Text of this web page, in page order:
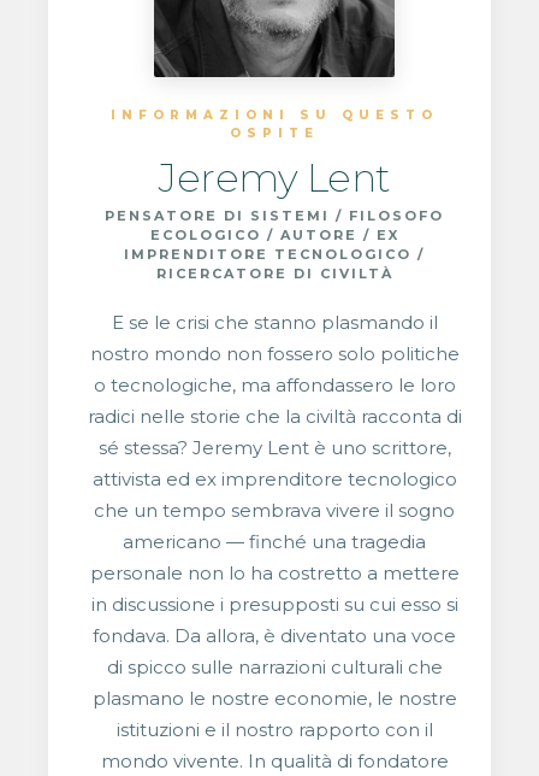
INFORMAZIONI SU QUESTO
OSPITE
Jeremy Lent
PENSATORE DI SISTEMI / FILOSOFO
ECOLOGICO / AUTORE / EX
IMPRENDITORE TECNOLOGICO /
RICERCATORE DI CIVILTÀ
E se le crisi che stanno plasmando il
nostro mondo non fossero solo politiche
o tecnologiche, ma affondassero le loro
radici nelle storie che la civiltà racconta di
sé stessa? Jeremy Lent è uno scrittore,
attivista ed ex imprenditore tecnologico
che un tempo sembrava vivere il sogno
americano — finché una tragedia
personale non lo ha costretto a mettere
in discussione i presupposti su cui esso si
fondava. Da allora, è diventato una voce
di spicco sulle narrazioni culturali che
plasmano le nostre economie, le nostre
istituzioni e il nostro rapporto con il
mondo vivente. In qualità di fondatore